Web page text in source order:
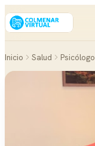
Inicio Salud Psicólogo